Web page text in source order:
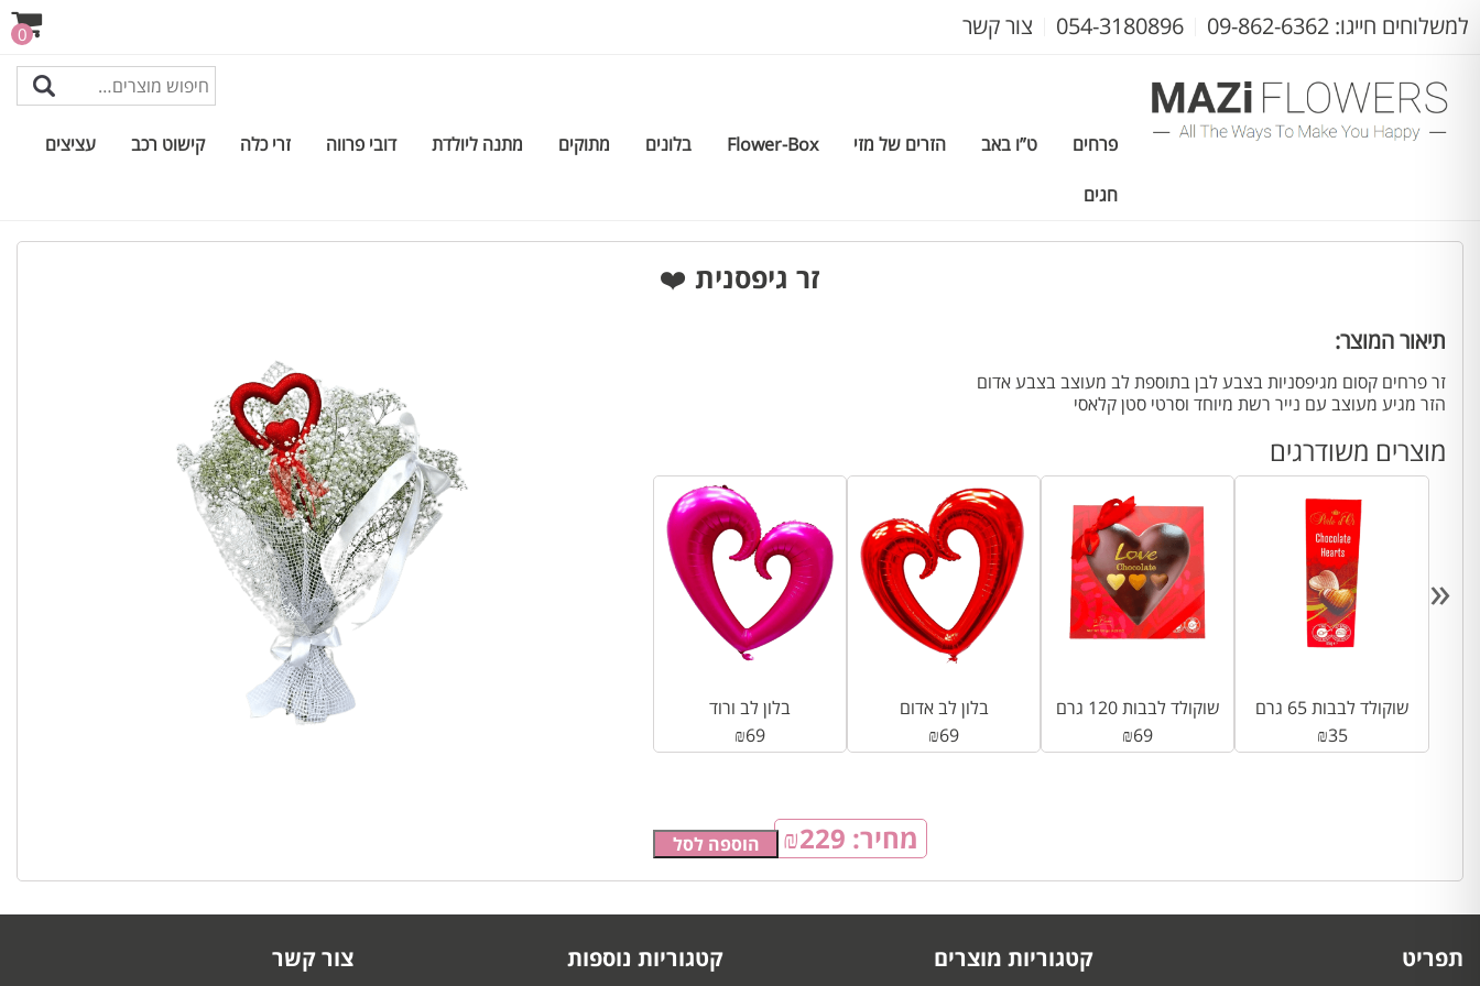
למשלוחים חייגו: 09-862-6362 054-3180896 צור קשר 0
פרחים ט”ו באב הזרים של מזי Flower-Box בלונים מתוקים מתנה ליולדת דובי פרווה זרי כלה קישוט רכב עציצים
חגים
זר גיפסנית ❤️
תיאור המוצר:
זר פרחים קסום מגיפסניות בצבע לבן בתוספת לב מעוצב בצבע אדום
הזר מגיע מעוצב עם נייר רשת מיוחד וסרטי סטן קלאסי
מחיר: ₪229 הוספה לסל
מוצרים משודרגים
בלון לב ורוד
₪69
בלון לב אדום
₪69
שוקולד לבבות 120 גרם
₪69
שוקולד לבבות 65 גרם
₪35
«
תפריט קטגוריות מוצרים קטגוריות נוספות צור קשר